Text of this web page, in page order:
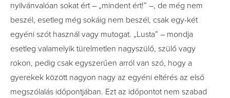
nyilvánvalóan sokat ért – „mindent ért!” –, de még nem
beszél, esetleg még sokáig nem beszél, csak egy-két
egyéni szót használ vagy mutogat. „Lusta” – mondja
esetleg valamelyik türelmetlen nagyszülő, szülő vagy
rokon, pedig csak egyszerűen arról van szó, hogy a
gyerekek között nagyon nagy az egyéni eltérés az első
megszólalás időpontjában. Ezt az időpontot nem szabad